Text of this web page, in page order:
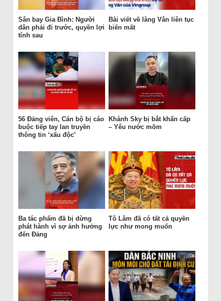
Sân bay Gia Bình: Người
dân phải đi trước, quyền lợi
tính sau
Bài viết về làng Vân liên tục
biến mất
56 Đảng viên, Cán bộ bị cáo
buộc tiếp tay lan truyền
thông tin ‘xấu độc’
Khánh Sky bị bắt khẩn cấp
– Yêu nước mõm
Ba tác phẩm đã bị dừng
phát hành vì sợ ảnh hưởng
đến Đảng
Tô Lâm đã có tất cả quyền
lực như mong muốn